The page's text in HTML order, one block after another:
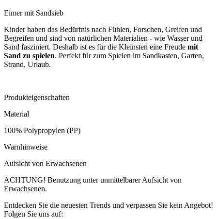
Eimer mit Sandsieb
Kinder haben das Bedürfnis nach Fühlen, Forschen, Greifen und
Begreifen und sind von natürlichen Materialien - wie Wasser und
Sand fasziniert. Deshalb ist es für die Kleinsten eine Freude mit
Sand zu spielen. Perfekt für zum Spielen im Sandkasten, Garten,
Strand, Urlaub.
Produkteigenschaften
Material
100% Polypropylen (PP)
Warnhinweise
Aufsicht von Erwachsenen
ACHTUNG! Benutzung unter unmittelbarer Aufsicht von
Erwachsenen.
Entdecken Sie die neuesten Trends und verpassen Sie kein Angebot!
Folgen Sie uns auf: